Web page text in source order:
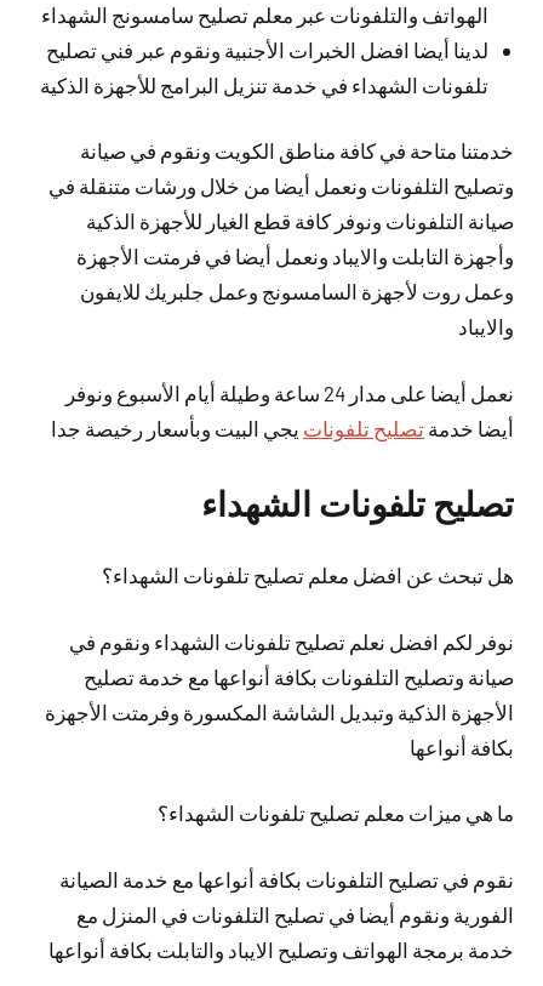
الهواتف والتلفونات عبر معلم تصليح سامسونج الشهداء
لدينا أيضا افضل الخبرات الأجنبية ونقوم عبر فني تصليح
تلفونات الشهداء في خدمة تنزيل البرامج للأجهزة الذكية
خدمتنا متاحة في كافة مناطق الكويت ونقوم في صيانة
وتصليح التلفونات ونعمل أيضا من خلال ورشات متنقلة في
صيانة التلفونات ونوفر كافة قطع الغيار للأجهزة الذكية
وأجهزة التابلت والايباد ونعمل أيضا في فرمتت الأجهزة
وعمل روت لأجهزة السامسونج وعمل جلبريك للايفون
والايباد
نعمل أيضا
على مدار 24 ساعة وطيلة أيام الأسبوع ونوفر
أيضا خدمة تصليح تلفونات يجي البيت وبأسعار رخيصة جدا
تصليح تلفونات الشهداء
هل تبحث عن افضل معلم تصليح تلفونات الشهداء؟
نوفر لكم افضل نعلم تصليح تلفونات الشهداء ونقوم في
صيانة وتصليح التلفونات بكافة أنواعها مع خدمة تصليح
الأجهزة الذكية وتبديل الشاشة المكسورة وفرمتت الأجهزة
بكافة أنواعها
ما هي ميزات معلم تصليح تلفونات الشهداء؟
نقوم في تصليح التلفونات بكافة أنواعها مع خدمة الصيانة
الفورية ونقوم أيضا في تصليح التلفونات في المنزل مع
خدمة برمجة الهواتف وتصليح الايباد والتابلت بكافة أنواعها